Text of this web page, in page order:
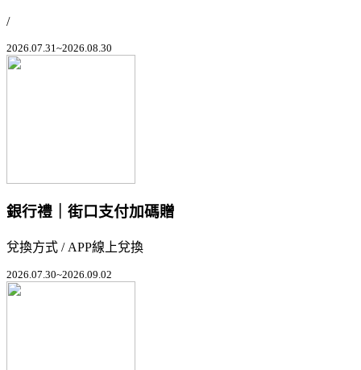
/
2026.07.31~2026.08.30
銀行禮｜街口支付加碼贈
兌換方式 / APP線上兌換
2026.07.30~2026.09.02